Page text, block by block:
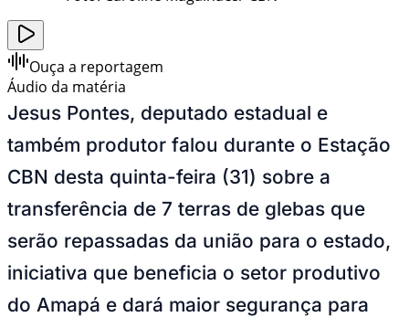
Ouça a reportagem
Áudio da matéria
Jesus Pontes, deputado estadual e
também produtor falou durante o Estação
CBN desta quinta-feira (31) sobre a
transferência de 7 terras de glebas que
serão repassadas da união para o estado,
iniciativa que beneficia o setor produtivo
do Amapá e dará maior segurança para